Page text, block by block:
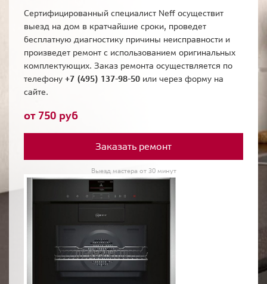
Сертифицированный специалист Neff осуществит
выезд на дом в кратчайшие сроки, проведет
бесплатную диагностику причины неисправности и
произведет ремонт с использованием оригинальных
комплектующих. Заказ ремонта осуществляется по
телефону +7 (495) 137-98-50 или через форму на
сайте.
от 750 руб
Заказать ремонт
Выезд мастера от 30 минут